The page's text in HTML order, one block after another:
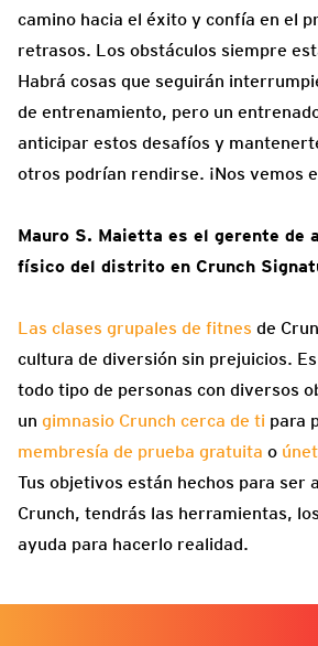
camino hacia el éxito y confía en el
retrasos. Los obstáculos siempre
Habrá cosas que seguirán
de entrenamiento, pero un
anticipar estos desafíos y
otros podrían rendirse. ¡Nos vemos
Mauro S. Maietta es el gerente de
físico del distrito en Crunch
Las clases grupales de fitnes de
cultura de diversión sin prejuicios.
todo tipo de personas con diversos
un gimnasio Crunch cerca de ti para
membresía de prueba gratuita o
Tus objetivos están hechos para ser
Crunch, tendrás las herramientas,
ayuda para hacerlo realidad.